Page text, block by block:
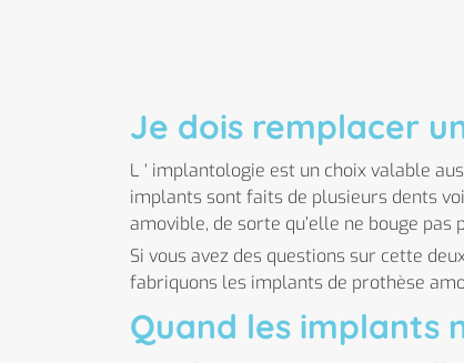
Je dois remplacer
L ‘ implantologie est un choix valable
implants sont faits de plusieurs dents
amovible, de sorte qu’elle ne bouge
Si vous avez des questions sur cette
fabriquons les implants de prothèse
Quand les implants